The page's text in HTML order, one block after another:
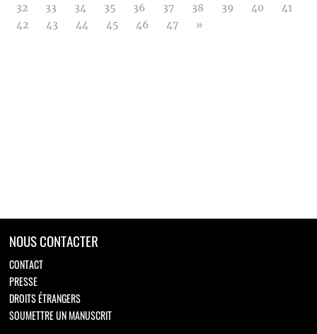
32
33 34 35 36 37 38 39 40
41
42
43 44 45 46 47 »
NOUS CONTACTER
CONTACT
PRESSE
DROITS ÉTRANGERS
SOUMETTRE UN MANUSCRIT